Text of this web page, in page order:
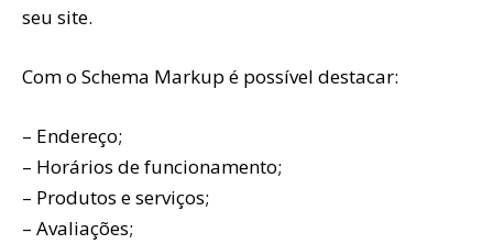
seu site.
Com o Schema Markup é possível destacar:
– Endereço;
– Horários de funcionamento;
– Produtos e serviços;
– Avaliações;